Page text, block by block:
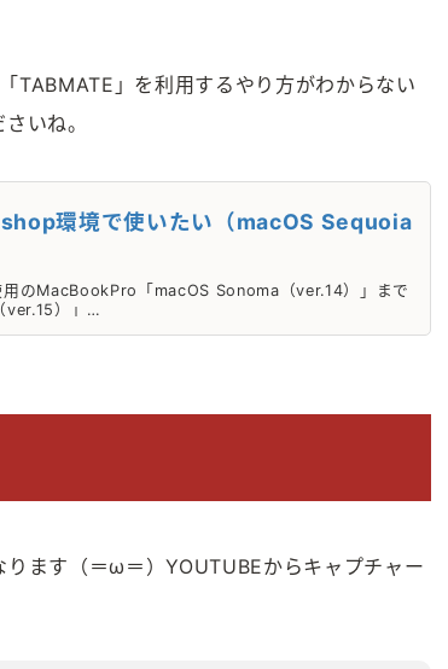
」を利用するやり方がわからない
いね。
環境で使いたい（macOS Sequoia
のMacBookPro「macOS Sonoma（ver.14）」まで
ver.15）」…
ます（＝ω＝）YOUTUBEからキャプチャー